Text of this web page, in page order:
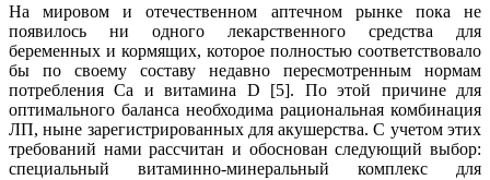
На мировом и отечественном аптечном рынке пока не
появилось ни одного лекарственного средства для
беременных и кормящих, которое полностью соответствовало
бы по своему составу недавно пересмотренным нормам
потребления Са и витамина D [5]. По этой причине для
оптимального баланса необходима рациональная комбинация
ЛП, ныне зарегистрированных для акушерства. С учетом этих
требований нами рассчитан и обоснован следующий выбор:
специальный витаминно-минеральный комплекс для